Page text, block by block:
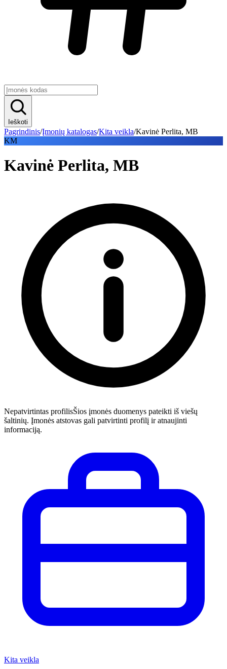
Ieškoti
Pagrindinis/Įmonių katalogas/Kita veikla/Kavinė Perlita, MB
KM
Kavinė Perlita, MB
Nepatvirtintas profilisŠios įmonės duomenys pateikti iš viešų
šaltinių. Įmonės atstovas gali patvirtinti profilį ir atnaujinti
informaciją.
Kita veikla